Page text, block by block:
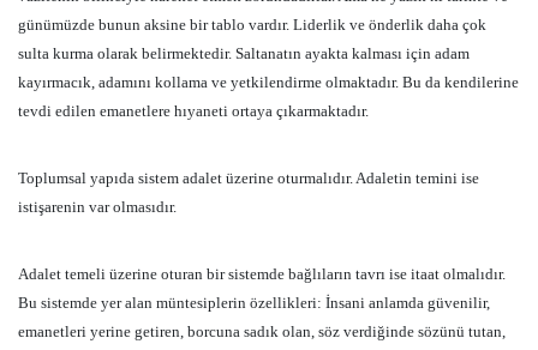
günümüzde bunun aksine bir tablo vardır. Liderlik ve önderlik daha çok
sulta kurma olarak belirmektedir. Saltanatın ayakta kalması için adam
kayırmacık, adamını kollama ve yetkilendirme olmaktadır. Bu da kendilerine
tevdi edilen emanetlere hıyaneti ortaya çıkarmaktadır.
Toplumsal yapıda sistem adalet üzerine oturmalıdır. Adaletin temini ise
istişarenin var olmasıdır.
Adalet temeli üzerine oturan bir sistemde bağlıların tavrı ise itaat olmalıdır.
Bu sistemde yer alan müntesiplerin özellikleri: İnsani anlamda güvenilir,
emanetleri yerine getiren, borcuna sadık olan, söz verdiğinde sözünü tutan,